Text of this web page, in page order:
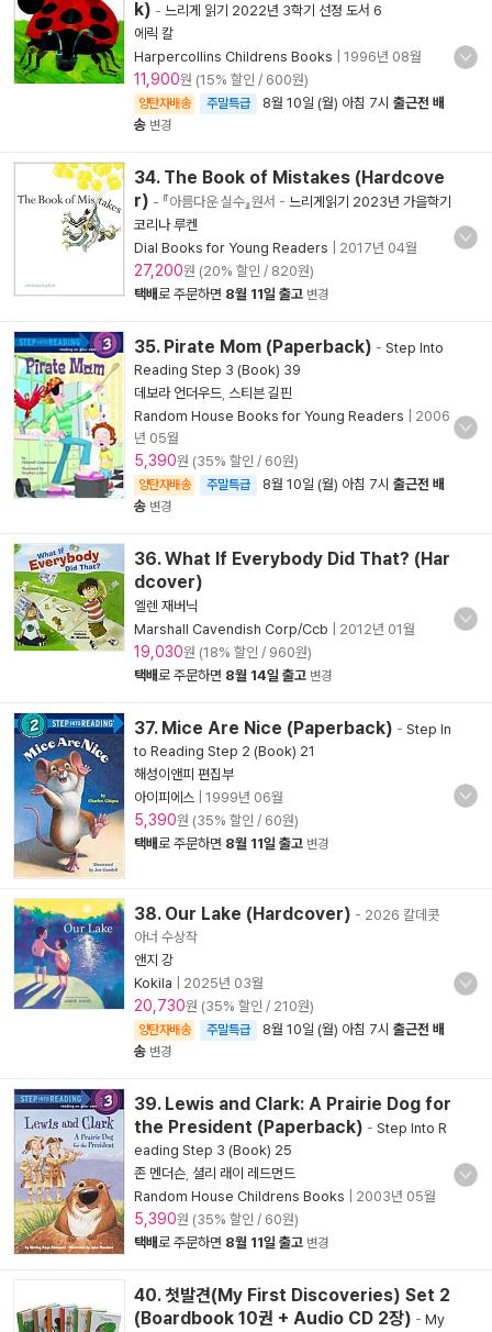
k) - 느리게 읽기 2022년 3학기 선정 도서 6
에릭 칼
Harpercollins Childrens Books
1996년 08월
11,900원 (15% 할인 / 600원)
양탄자배송 주말특급 8월 10일 (월) 아침 7시 출근전 배
송 변경
34. The Book of Mistakes (Hardcove
r) - 『아름다운 실수』원서 - 느리게읽기 2023년 가을학기
코리나 루켄
Dial Books for Young Readers
2017년 04월
27,200원 (20% 할인 / 820원)
택배로 주문하면 8월 11일 출고 변경
35. Pirate Mom (Paperback) - Step Into
Reading Step 3 (Book) 39
데보라 언더우드 스티븐 길핀
Random House Books for Young Readers
2006
년 05월
5,390원 (35% 할인 / 60원)
양탄자배송 주말특급 8월 10일 (월) 아침 7시 출근전 배
송 변경
36. What If Everybody Did That? (Har
dcover)
엘렌 재버닉
Marshall Cavendish Corp/Ccb
2012년 01월
19,030원 (18% 할인 / 960원)
택배로 주문하면 8월 14일 출고 변경
37. Mice Are Nice (Paperback) - Step In
to Reading Step 2 (Book) 21
해성이앤피 편집부
아이피에스
1999년 06월
5,390원 (35% 할인 / 60원)
택배로 주문하면 8월 11일 출고 변경
38. Our Lake (Hardcover) - 2026 칼데콧
아너 수상작
앤지 강
Kokila
2025년 03월
20,730원 (35% 할인 / 210원)
양탄자배송 주말특급 8월 10일 (월) 아침 7시 출근전 배
송 변경
39. Lewis and Clark: A Prairie Dog for
the President (Paperback) - Step Into R
eading Step 3 (Book) 25
존 멘더슨 셜리 래이 레드먼드
Random House Childrens Books
2003년 05월
5,390원 (35% 할인 / 60원)
택배로 주문하면 8월 11일 출고 변경
40. 첫발견(My First Discoveries) Set 2
(Boardbook 10권 + Audio CD 2장) - My